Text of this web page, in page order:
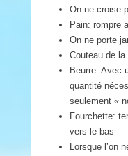
On ne croise
Pain: rompre
On ne porte
Couteau de
Beurre: Avec
quantité
seulement «
Fourchette:
vers le bas
Lorsque l’on